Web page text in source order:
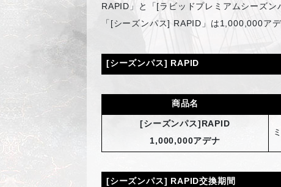
RAPID」と「[ラビッドプレミアムシーズン
「[シーズンパス] RAPID」は1,000,000ア
[シーズンパス] RAPID
商品名
[シーズンパス]RAPID
1,000,000アデナ
[シーズンパス] RAPID交換期間